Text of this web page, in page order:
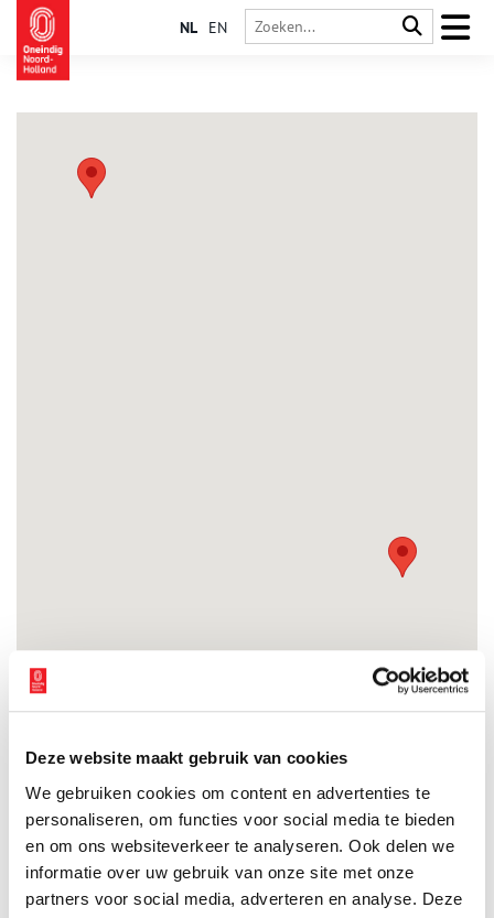
Deze website maakt gebruik van cookies
We gebruiken cookies om content en advertenties te
personaliseren, om functies voor social media te bieden
en om ons websiteverkeer te analyseren. Ook delen we
informatie over uw gebruik van onze site met onze
partners voor social media, adverteren en analyse. Deze
NL EN
Oudkarspel
Brand in de Maartenskerk te Oudkarspel
“Het was in tien minuten bekeken. Toen viel het dak naar
beneden. Het was linke soep hoor.” Dat waren de nuchtere